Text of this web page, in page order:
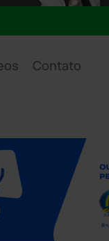
Contato